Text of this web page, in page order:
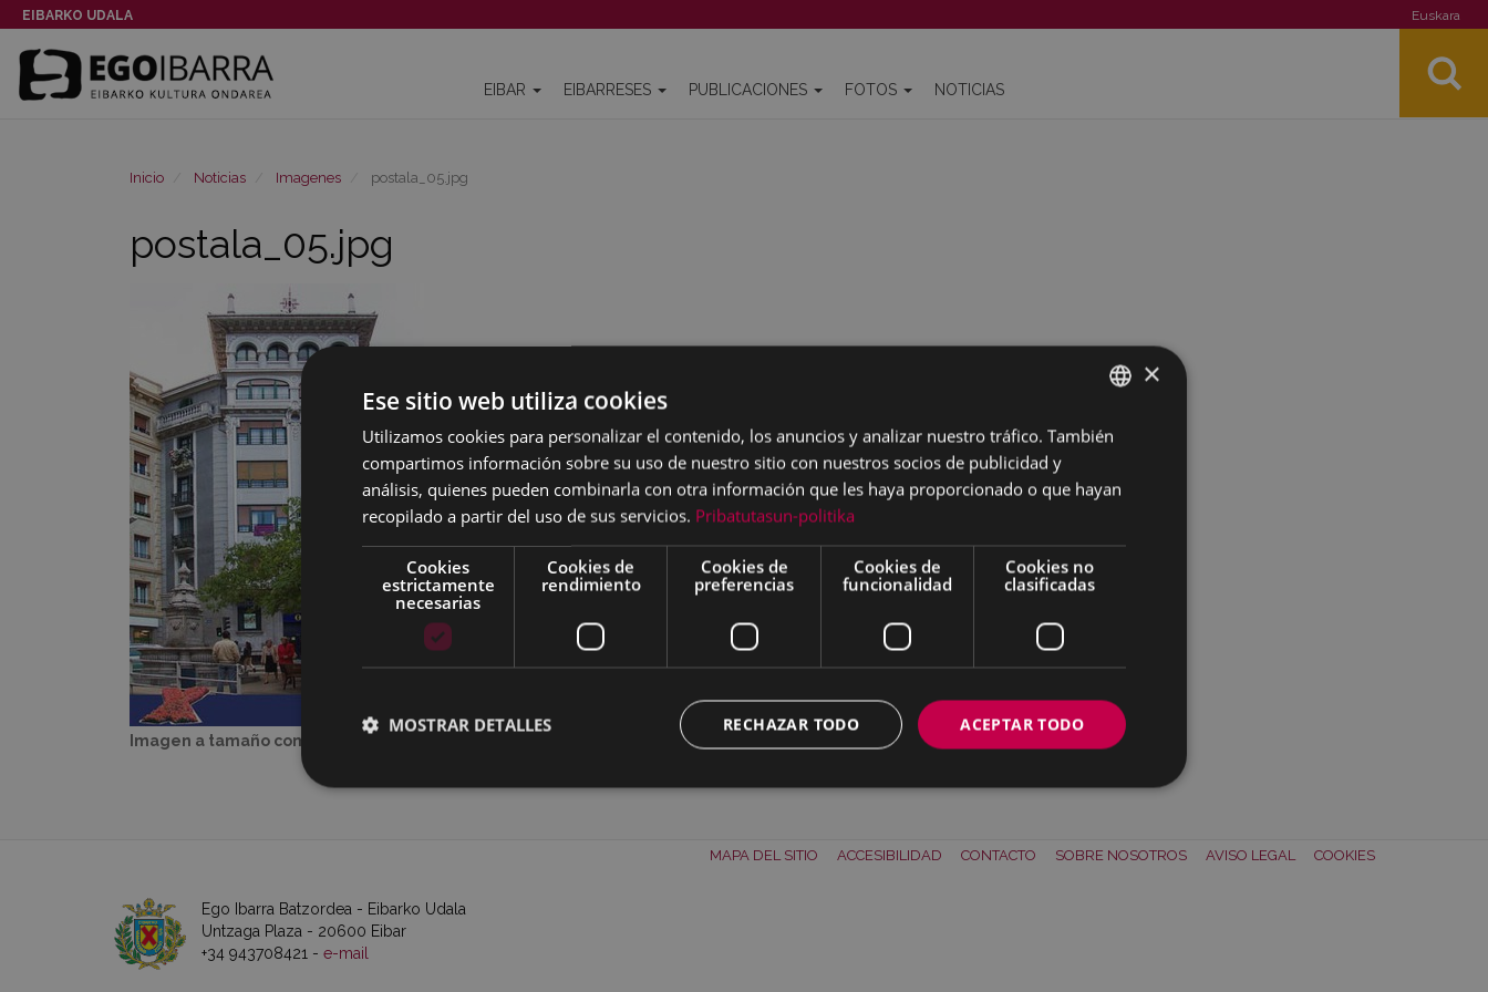
EIBARKO UDALA Euskara
EIBAR EIBARRESES PUBLICACIONES FOTOS NOTICIAS
Inicio Noticias Imagenes postala_05.jpg
postala_05.jpg
Imagen a tamaño completo:
MAPA DEL SITIO ACCESIBILIDAD CONTACTO SOBRE NOSOTROS AVISO LEGAL COOKIES
Ego Ibarra Batzordea - Eibarko Udala
Untzaga Plaza - 20600 Eibar
+34 943708421 - e-mail
BASQUE
×
Ese sitio web utiliza cookies
Utilizamos cookies para personalizar el contenido, los anuncios y analizar nuestro tráfico. También
compartimos información sobre su uso de nuestro sitio con nuestros socios de publicidad y
análisis, quienes pueden combinarla con otra información que les haya proporcionado o que hayan
recopilado a partir del uso de sus servicios. Pribatutasun-politika
Cookies
estrictamente
necesarias
Cookies de
rendimiento
Cookies de
preferencias
Cookies de
funcionalidad
Cookies no
clasificadas
ACEPTAR TODO
RECHAZAR TODO
MOSTRAR DETALLES